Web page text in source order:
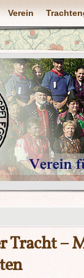
Verein
Tracht –